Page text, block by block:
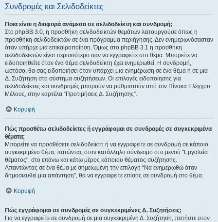
Συνδρομές και Σελιδοδείκτες
Ποια είναι η διαφορά ανάμεσα σε σελιδοδείκτη και συνδρομή;
Στο phpBB 3.0, η προσθήκη σελιδοδεικτών θεμάτων λειτουργούσε όπως η
προσθήκη σελιδοδεικτών σε ένα πρόγραμμα περιήγησης. Δεν ενημερωνόσασταν
όταν υπήρχε μια επικαιροποίηση. Όμως στο phpBB 3.1 η προσθήκη
σελιδοδεικτών είναι περισσότερο σαν να εγγραφείτε στο θέμα. Μπορείτε να
ειδοποιηθείτε όταν ένα θέμα σελιδοδείκτη έχει ενημερωθεί. Η συνδρομή,
ωστόσο, θα σας ειδοποιήσει όταν υπάρχει μια ενημέρωση σε ένα θέμα ή σε μια
Δ. Συζήτηση στο σύστημα συζητήσεων. Οι επιλογές ειδοποίησης για
σελιδοδείκτες και συνδρομές μπορούν να ρυθμιστούν από τον Πίνακα Ελέγχου
Μέλους, στην καρτέλα “Προτιμήσεις Δ. Συζήτησης”.
Κορυφή
Πώς προσθέτω σελιδοδείκτες ή εγγράφομαι σε συνδρομές σε συγκεκριμένα
θέματα;
Μπορείτε να προσθέσετε σελιδοδείκτη ή να εγγραφείτε σε συνδρομή σε κάποιο
συγκεκριμένο θέμα, πατώντας στον κατάλληλο σύνδεσμο στο μενού "Εργαλεία
θέματος", στο επάνω και κάτω μέρος κάποιου θέματος συζήτησης.
Απαντώντας σε ένα θέμα με σημειωμένη την επιλογή “Να ενημερωθώ όταν
δημοσιευθεί μια απάντηση”, θα να εγγραφείτε επίσης σε συνδρομή στο θέμα.
Κορυφή
Πώς εγγράφομαι σε συνδρομές σε συγκεκριμένες Δ. Συζητήσεις;
Για να εγγραφείτε σε συνδρομή σε μια συγκεκριμένη Δ. Συζήτηση, πατήστε στον